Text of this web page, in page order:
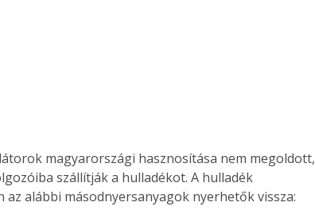
magyarországi hasznosítása nem megoldott,
szállítják a hulladékot. A hulladék
alábbi másodnyersanyagok nyerhetők vissza: